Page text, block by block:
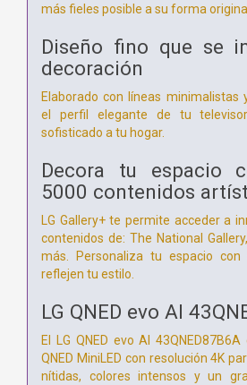
más fieles posible a su forma original.
Diseño fino que se
decoración
Elaborado con líneas minimalistas
el perfil elegante de tu
sofisticado a tu hogar.
Decora tu espacio
5000 contenidos
LG Gallery+ te permite acceder a
contenidos de: The National
más. Personaliza tu espacio
reflejen tu estilo.
LG QNED evo AI
El LG QNED evo AI
QNED MiniLED con resolución 4K
nítidas, colores intensos y un